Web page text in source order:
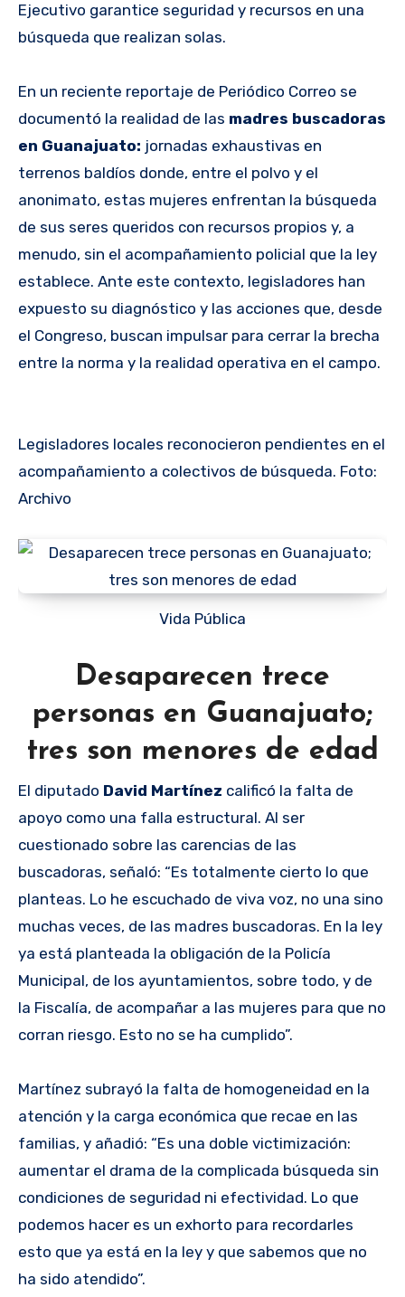
Ejecutivo garantice seguridad y recursos en una
búsqueda que realizan solas.
En un reciente reportaje de Periódico Correo se
documentó la realidad de las madres buscadoras
en Guanajuato: jornadas exhaustivas en
terrenos baldíos donde, entre el polvo y el
anonimato, estas mujeres enfrentan la búsqueda
de sus seres queridos con recursos propios y, a
menudo, sin el acompañamiento policial que la ley
establece. Ante este contexto, legisladores han
expuesto su diagnóstico y las acciones que, desde
el Congreso, buscan impulsar para cerrar la brecha
entre la norma y la realidad operativa en el campo.
Legisladores locales reconocieron pendientes en el
acompañamiento a colectivos de búsqueda. Foto:
Archivo
Vida Pública
Desaparecen trece
personas en Guanajuato;
tres son menores de edad
El diputado David Martínez calificó la falta de
apoyo como una falla estructural. Al ser
cuestionado sobre las carencias de las
buscadoras, señaló: “Es totalmente cierto lo que
planteas. Lo he escuchado de viva voz, no una sino
muchas veces, de las madres buscadoras. En la ley
ya está planteada la obligación de la Policía
Municipal, de los ayuntamientos, sobre todo, y de
la Fiscalía, de acompañar a las mujeres para que no
corran riesgo. Esto no se ha cumplido”.
Martínez subrayó la falta de homogeneidad en la
atención y la carga económica que recae en las
familias, y añadió: “Es una doble victimización:
aumentar el drama de la complicada búsqueda sin
condiciones de seguridad ni efectividad. Lo que
podemos hacer es un exhorto para recordarles
esto que ya está en la ley y que sabemos que no
ha sido atendido”.